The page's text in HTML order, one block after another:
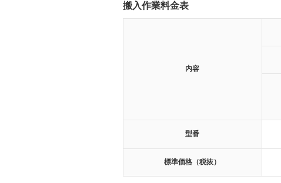
搬入作業料金表
内容
型番
標準価格（税抜）